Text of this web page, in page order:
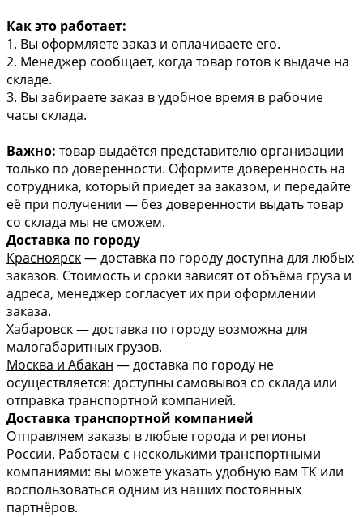
Как это работает:
1. Вы оформляете заказ и оплачиваете его.
2. Менеджер сообщает, когда товар готов к выдаче на
складе.
3. Вы забираете заказ в удобное время в рабочие
часы склада.
Важно: товар выдаётся представителю организации
только по доверенности. Оформите доверенность на
сотрудника, который приедет за заказом, и передайте
её при получении — без доверенности выдать товар
со склада мы не сможем.
Доставка по городу
Красноярск— доставка по городу доступна для любых
заказов. Стоимость и сроки зависят от объёма груза и
адреса, менеджер согласует их при оформлении
заказа.
Хабаровск— доставка по городу возможна для
малогабаритных грузов.
Москва и Абакан — доставка по городу не
осуществляется: доступны самовывоз со склада или
отправка транспортной компанией.
Доставка транспортной компанией
Отправляем заказы в любые города и регионы
России. Работаем с несколькими транспортными
компаниями: вы можете указать удобную вам ТК или
воспользоваться одним из наших постоянных
партнёров.